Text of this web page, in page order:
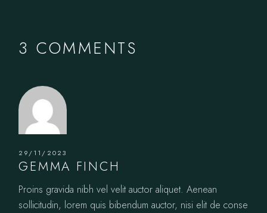
3 COMMENTS
29/11/2023
GEMMA FINCH
Proins gravida nibh vel velit auctor aliquet. Aenean
sollicitudin, lorem quis bibendum auctor, nisi elit de conse